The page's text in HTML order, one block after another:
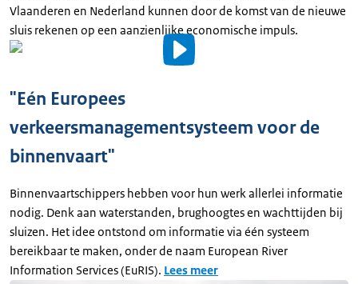
Uitgeschreven
Vlaanderen en Nederland kunnen door de komst van de nieuwe
sluis rekenen op een aanzienlijke economische impuls.
"Eén Europees
verkeersmanagementsysteem voor de
binnenvaart"
Binnenvaartschippers hebben voor hun werk allerlei informatie
nodig. Denk aan waterstanden, brughoogtes en wachttijden bij
sluizen. Het idee ontstond om informatie via één systeem
bereikbaar te maken, onder de naam European River
Information Services (EuRIS). Lees meer